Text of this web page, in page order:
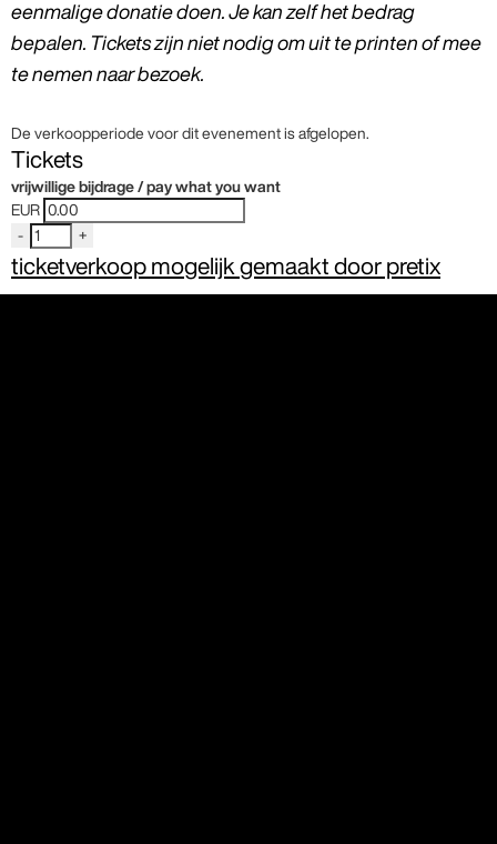
eenmalige donatie doen. Je kan zelf het bedrag
bepalen. Tickets zijn niet nodig om uit te printen of mee
te nemen naar bezoek.
De verkoopperiode voor dit evenement is afgelopen.
Tickets
vrijwillige bijdrage / pay what you want
EUR
-
+
ticketverkoop mogelijk gemaakt door pretix